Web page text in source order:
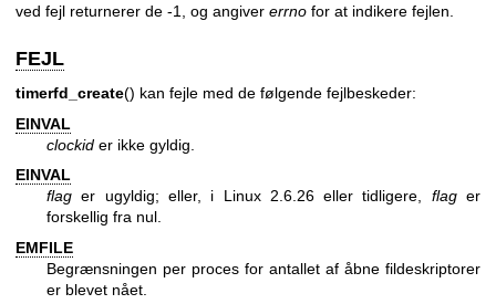
ved fejl returnerer de -1, og angiver errno for at indikere fejlen.
FEJL
timerfd_create() kan fejle med de følgende fejlbeskeder:
EINVAL
clockid er ikke gyldig.
EINVAL
flag er ugyldig; eller, i Linux 2.6.26 eller tidligere, flager
forskellig fra nul.
EMFILE
Begrænsningen per proces for antallet af åbne fildeskriptorer
er blevet nået.